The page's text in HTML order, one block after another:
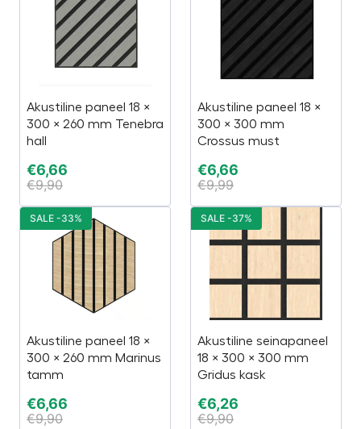
Akustiline paneel 18 ×
300 × 260 mm Tenebra
hall
€6,66
€9,90
Akustiline paneel 18 ×
300 × 300 mm
Crossus must
€6,66
€9,99
Akustiline paneel 18 ×
300 × 260 mm Marinus
tamm
€6,66
€9,90
SALE -33%
Akustiline seinapaneel
18 × 300 × 300 mm
Gridus kask
€6,26
€9,90
SALE -37%